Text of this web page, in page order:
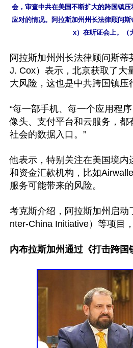
会，审查中共在美国不断扩大的跨国镇
应对的情况。阿拉斯加州州长法律顾问
x）在听证会上。（
阿拉斯加州州长法律顾问斯蒂
J. Cox）表示，北京获取了大
大风险，这也是中共跨国镇压
“每一部手机、每一个应用程
像头、支付平台和云服务，都
社会的数据入口。”
他表示，特别关注在美国境内
和资金汇款机构，比如
服务可能带来的风险。
考克斯介绍，阿拉斯加州启动
nter-China Initiative）等项目
内布拉斯加州通过《打击跨国